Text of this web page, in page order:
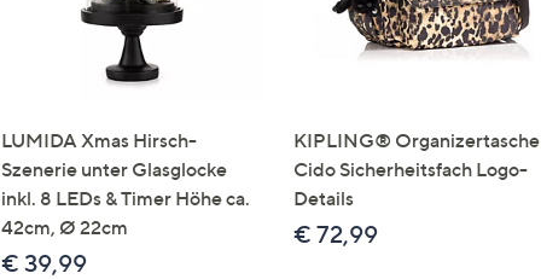
LUMIDA Xmas Hirsch-
Szenerie unter Glasglocke
inkl. 8 LEDs & Timer Höhe ca.
42cm, Ø 22cm
€ 39,99
KIPLING® Organizertasche
Cido Sicherheitsfach Logo-
Details
€ 72,99